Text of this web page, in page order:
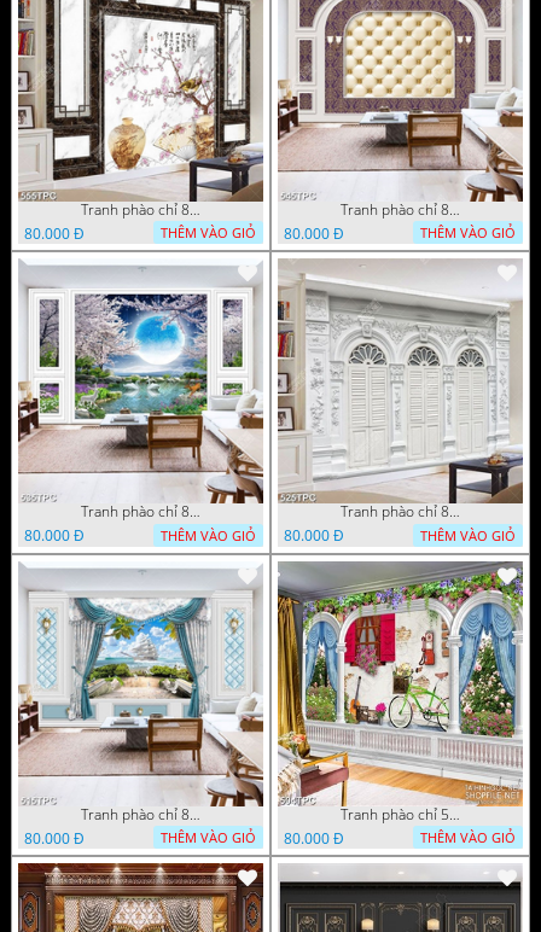
Tranh phào chỉ 8d cành hoa anh đào khoe sắc bên chiêc quạt
80.000 Đ
THÊM VÀO GIỎ
Tranh phào chỉ 8d những khung trắng trên nền hoa văn tím
80.000 Đ
THÊM VÀO GIỎ
Tranh phào chỉ 8d đôi thiên nga trắng dưới ánh trăng sáng
80.000 Đ
THÊM VÀO GIỎ
Tranh phào chỉ 8d những cánh cửa màu trắng xám cổ điển
80.000 Đ
THÊM VÀO GIỎ
Tranh phào chỉ 8d tấm màn rèm màu xanh bên con tàu
80.000 Đ
THÊM VÀO GIỎ
Tranh phào chỉ 5d chậu hoa tím khoe sắc bên khung cửa sổ đỏ rực
80.000 Đ
THÊM VÀO GIỎ